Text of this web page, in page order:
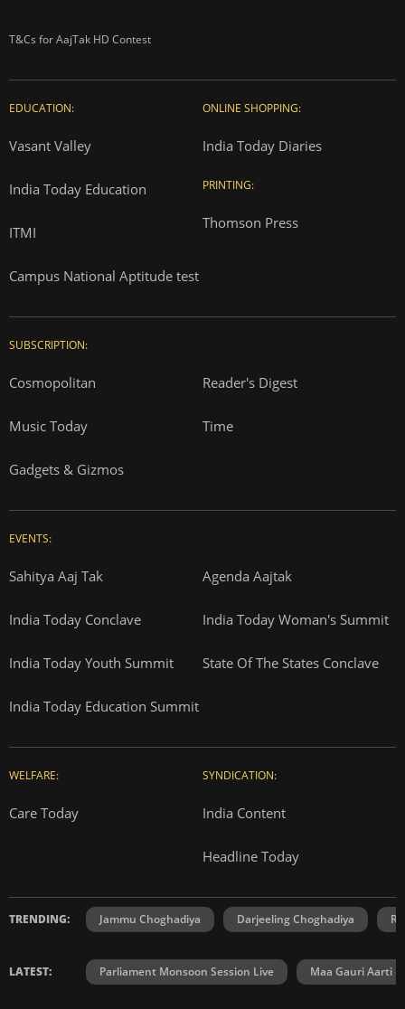
T&Cs for AajTak HD Contest
EDUCATION:
Vasant Valley
India Today Education
ITMI
Campus National Aptitude test
ONLINE SHOPPING:
India Today Diaries
PRINTING:
Thomson Press
SUBSCRIPTION:
Cosmopolitan Reader's Digest
Music Today Time
Gadgets & Gizmos
EVENTS:
Sahitya Aaj Tak Agenda Aajtak
India Today Conclave India Today Woman's Summit
India Today Youth Summit State Of The States Conclave
India Today Education Summit
WELFARE:
Care Today
SYNDICATION:
India Content
Headline Today
TRENDING: Jammu Choghadiya Darjeeling Choghadiya
LATEST: Parliament Monsoon Session Live Maa Gauri Aarti